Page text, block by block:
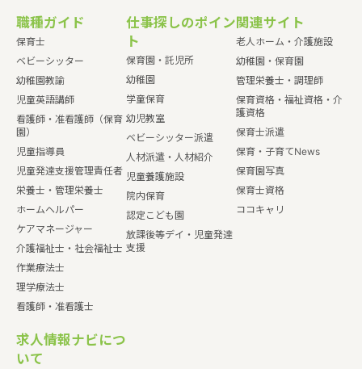
職種ガイド
保育士
ベビーシッター
幼稚園教諭
児童英語講師
看護師・准看護師（保育
園）
児童指導員
児童発達支援管理責任者
栄養士・管理栄養士
ホームヘルパー
ケアマネージャー
介護福祉士・社会福祉士
作業療法士
理学療法士
看護師・准看護士
仕事探しのポイン
ト
保育園・託児所
幼稚園
学童保育
幼児教室
ベビーシッター派遣
人材派遣・人材紹介
児童養護施設
院内保育
認定こども園
放課後等デイ・児童発達
支援
関連サイト
老人ホーム・介護施設
幼稚園・保育園
管理栄養士・調理師
保育資格・福祉資格・介
護資格
保育士派遣
保育・子育てNews
保育園写真
保育士資格
ココキャリ
求人情報ナビにつ
いて